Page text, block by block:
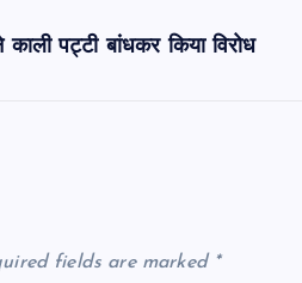
पट्टी बांधकर किया विरोध
fields are marked *